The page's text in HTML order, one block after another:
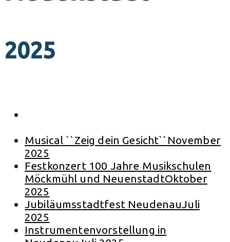
2025
Musical ``Zeig dein Gesicht`` November
2025
Festkonzert 100 Jahre Musikschulen
Möckmühl und NeuenstadtOktober
2025
Jubiläumsstadtfest NeudenauJuli
2025
Instrumentenvorstellung in